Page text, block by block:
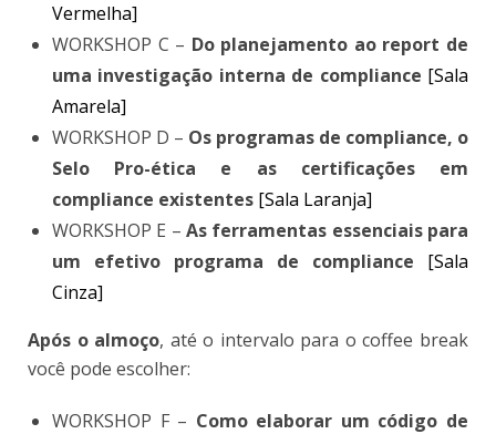
Vermelha]
WORKSHOP C – Do planejamento ao report de
uma investigação interna de compliance [Sala
Amarela]
WORKSHOP D – Os programas de compliance, o
Selo Pro-ética e as certificações em
compliance existentes [Sala Laranja]
WORKSHOP E – As ferramentas essenciais para
um efetivo programa de compliance
[Sala
Cinza]
Após o almoço, até o intervalo para o coffee break
você pode escolher:
WORKSHOP F – Como elaborar um código de